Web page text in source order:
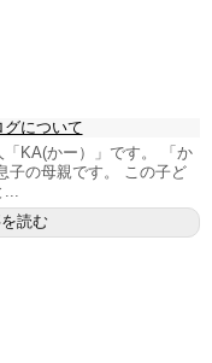
グについて
KA(かー）」です。 「か
子の母親です。 この子ど
...
読む